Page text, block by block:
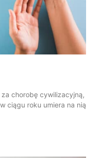
chorobę cywilizacyjną,
ciągu roku umiera na nią